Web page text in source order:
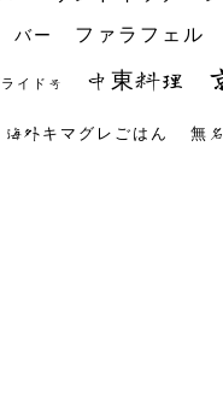
バー ファラフェル
イド号 中東料理
海外キマグレごはん 無